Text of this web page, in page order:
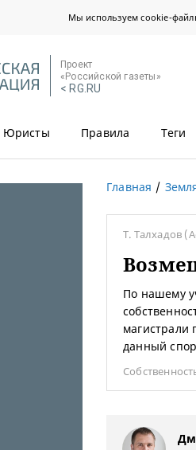
Мы используем cookie-
Проект
«Российской газеты»
< RG.RU
Юристы Правила Теги
Главная
Т. Талхадов
По нашему
магистрали
данный